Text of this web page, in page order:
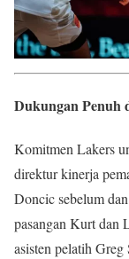
Dukungan Penuh
Komitmen Lakers
direktur kinerja
Doncic sebelum
pasangan Kurt dan
asisten pelatih Greg